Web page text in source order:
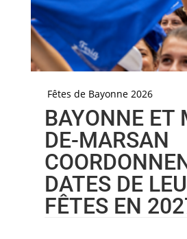
Fêtes de Bayonne 2026
BAYONNE ET
DE-MARSAN
DATES DE
FÊTES EN